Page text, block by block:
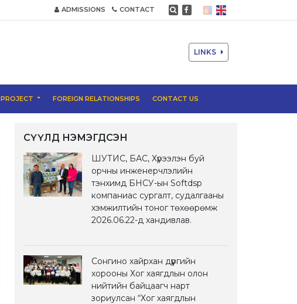
ADMISSIONS CONTACT
LINKS
PROJECT FOREIGN RELATIONSHIPS CONTACT US
СҮҮЛД НЭМЭГДСЭН
ШУТИС, БАС, Хүрээлэн буй
орчны инженерчлэлийн
тэнхимд БНСУ-ын Softdsp
компаниас сургалт, судалгааны
хэмжилтийн тоног төхөөрөмж
2026.06.22-д хандивлав.
Сонгино хайрхан дүүргийн
хорооны Хог хаягдлын олон
нийтийн байцаагч нарт
зориулсан “Хог хаягдлын